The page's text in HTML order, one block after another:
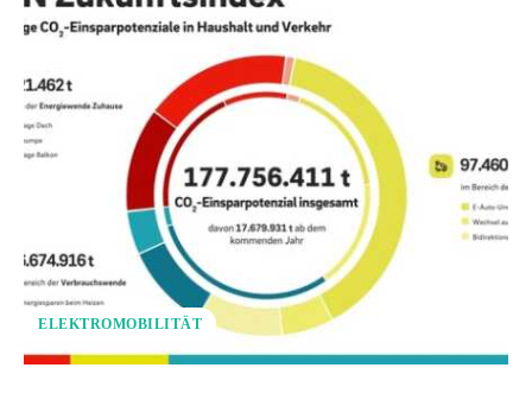
ELEKTROMOBILITÄT